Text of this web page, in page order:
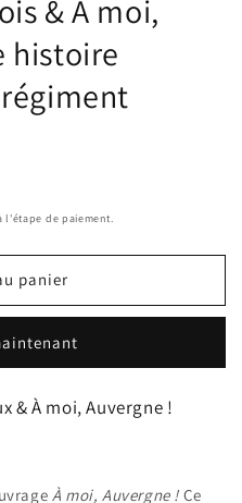
& À moi,
histoire
l'étape de paiement.
panier
& À moi, Auvergne !
À moi, Auvergne ! Ce